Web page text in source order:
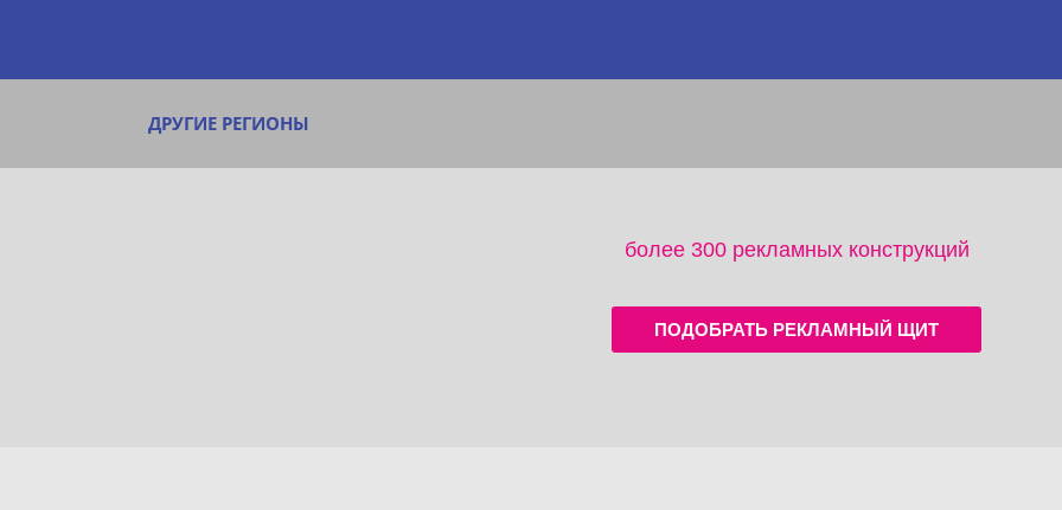
ДРУГИЕ РЕГИОНЫ
более 300 рекламных конструкций
ПОДОБРАТЬ РЕКЛАМНЫЙ ЩИТ